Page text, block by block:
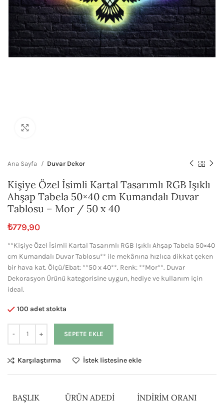
Ana Sayfa Duvar Dekor
Kişiye Özel İsimli Kartal Tasarımlı RGB Işıklı
Ahşap Tabela 50×40 cm Kumandalı Duvar
Tablosu – Mor / 50 x 40
₺779,90
**Kişiye Özel İsimli Kartal Tasarımlı RGB Işıklı Ahşap Tabela 50×40
cm Kumandalı Duvar Tablosu** ile mekânına hızlıca dikkat çeken
bir hava kat. Ölçü/Ebat: **50 x 40**. Renk: **Mor**. Duvar
Dekorasyon Ürünü kategorisine uygun, hediye ve kullanım için
ideal.
100 adet stokta
SEPETE EKLE
Karşılaştırma İstek listesine ekle
BAŞLIK ÜRÜN ADEDI İNDIRIM ORANI